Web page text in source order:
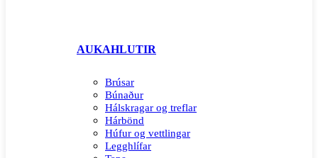
AUKAHLUTIR
Brúsar
Búnaður
Hálskragar og treflar
Hárbönd
Húfur og vettlingar
Legghlífar